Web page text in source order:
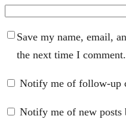
Save my name, email,
the next time I comment.
Notify me of follow-up
Notify me of new posts